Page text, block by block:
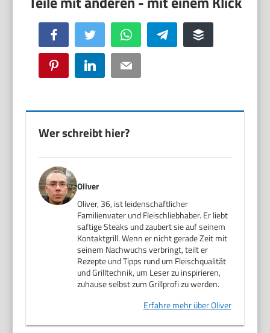
Facebook Twitter WhatsApp Telegram Buffer
Pinterest LinkedIn Email
Wer schreibt hier?
Oliver
Oliver, 36, ist leidenschaftlicher
Familienvater und Fleischliebhaber. Er liebt
saftige Steaks und zaubert sie auf seinem
Kontaktgrill. Wenn er nicht gerade Zeit mit
seinem Nachwuchs verbringt, teilt er
Rezepte und Tipps rund um Fleischqualität
und Grilltechnik, um Leser zu inspirieren,
zuhause selbst zum Grillprofi zu werden.
Erfahre mehr über Oliver